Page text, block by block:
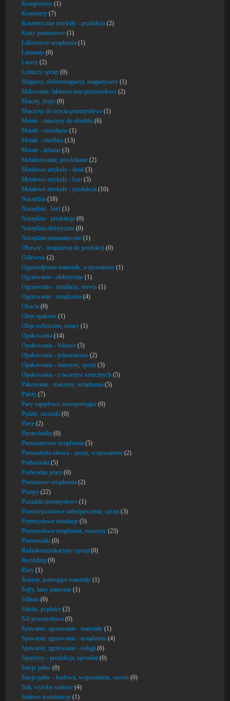
Kompresory (1)
Kontenery (7)
Kosmetyczne artykuły - produkcja (2)
Kraty pomostowe (1)
Lakiernicze urządzenia (1)
Laminaty (0)
Lasery (2)
Lotniczy sprzęt (0)
Magnesy, elektromagnesy, magnetyzery (1)
Malowanie, lakierowanie przemysłowe (2)
Maszty, słupy (0)
Maszyny do szycia przemysłowe (1)
Metale - maszyny do obróbki (6)
Metale - nieżelazne (1)
Metale - obróbka (13)
Metale - żelazne (3)
Metalizowanie, powlekanie (2)
Metalowe artykuły - detal (3)
Metalowe artykuły - hurt (3)
Metalowe artykuły - produkcja (10)
Narzędzia (18)
Narzędzia - hurt (1)
Narzędzia - produkcja (0)
Narzędzia elektryczne (0)
Narzędzia pneumatyczne (1)
Obuwie - urządzenia do produkcji (0)
Odlewnie (2)
Ognioodporne materiały, wyposażenie (1)
Ogrzewanie - elektryczne (1)
Ogrzewanie - instalacja, serwis (1)
Ogrzewanie - urządzenia (4)
Okucia (0)
Oleje opałowe (1)
Oleje techniczne, smary (1)
Opakowania (14)
Opakowania - foliowe (5)
Opakowania - jednorazowe (2)
Opakowania - maszyny, sprzęt (3)
Opakowania - z tworzyw sztucznych (5)
Pakowanie - maszyny, urządzenia (5)
Palety (7)
Pasy napędowe, transportujące (0)
Pędzle, szczotki (0)
Piece (2)
Pirotechnika (0)
Pneumatyczne urządzenia (5)
Pneumatyka siłowa - sprzęt, wyposażenie (2)
Podnośniki (5)
Podwodne prace (0)
Pomiarowe urządzenia (2)
Pompy (22)
Posadzki przemysłowe (1)
Przeciwpożarowe zabezpieczenia, sprzęt (3)
Przemysłowe instalacje (5)
Przemysłowe urządzenia, maszyny (23)
Przenośniki (0)
Radiokomunikacyjny sprzęt (0)
Recykling (9)
Rury (1)
Ścierne, polerujące materiały (1)
Sejfy, kasy pancerne (1)
Silikon (0)
Silniki, prądnice (2)
Sól przemysłowa (0)
Spawanie, zgrzewanie - materiały (1)
Spawanie, zgrzewanie - urządzenia (4)
Spawanie, zgrzewanie - usługi (6)
Sprężyny - produkcja, sprzedaż (0)
Stacje paliw (0)
Stacje paliw - budowa, wyposażenie, serwis (0)
Stal, wyroby stalowe (4)
Stalowe konstrukcje (1)